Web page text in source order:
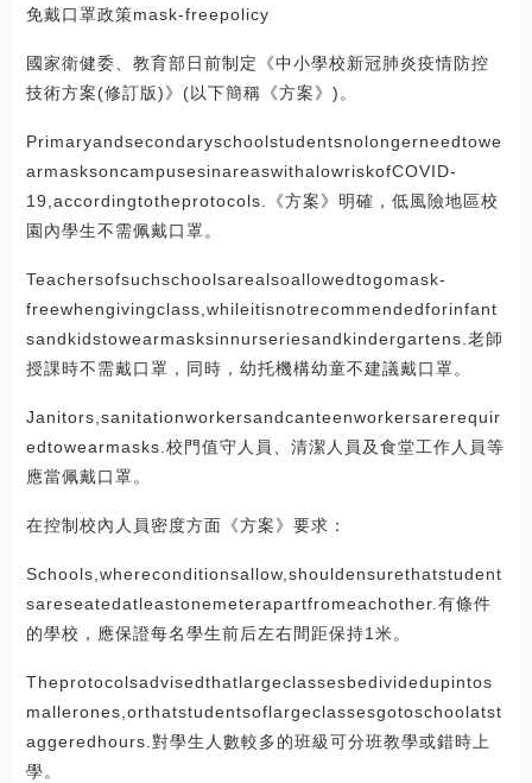
免戴口罩政策mask-freepolicy
國家衛健委、教育部日前制定《中小學校新冠肺炎疫情防控
技術方案(修訂版)》(以下簡稱《方案》)。
Primaryandsecondaryschoolstudentsnolongerneedtowe
armasksoncampusesinareaswithalowriskofCOVID-
19,accordingtotheprotocols.《方案》明確，低風險地區校
園內學生不需佩戴口罩。
Teachersofsuchschoolsarealsoallowedtogomask-
freewhengivingclass,whileitisnotrecommendedforinfant
sandkidstowearmasksinnurseriesandkindergartens.老師
授課時不需戴口罩，同時，幼托機構幼童不建議戴口罩。
Janitors,sanitationworkersandcanteenworkersarerequir
edtowearmasks.校門值守人員、清潔人員及食堂工作人員等
應當佩戴口罩。
在控制校內人員密度方面《方案》要求：
Schools,whereconditionsallow,shouldensurethatstudent
sareseatedatleastonemeterapartfromeachother.有條件
的學校，應保證每名學生前后左右間距保持1米。
Theprotocolsadvisedthatlargeclassesbedividedupintos
mallerones,orthatstudentsoflargeclassesgotoschoolatst
aggeredhours.對學生人數較多的班級可分班教學或錯時上
學。